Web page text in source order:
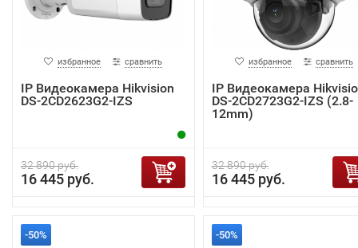
избранное сравнить
IP Видеокамера Hikvision
DS-2CD2623G2-IZS
32 890 руб.
16 445 руб.
избранное сравнить
IP Видеокамера
DS-2CD2723G2-IZS (2.8-
12mm)
32 890 руб.
16 445 руб.
-50% -50%